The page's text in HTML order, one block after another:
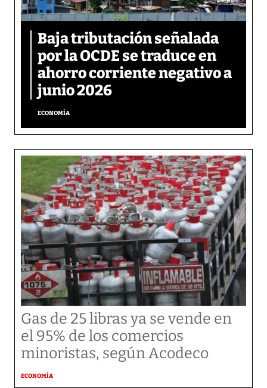
Baja tributación señalada
por la OCDE se traduce en
ahorro corriente negativo a
junio 2026
ECONOMÍA
Gas de 25 libras ya se vende en
el 95% de los comercios
minoristas, según Acodeco
ECONOMÍA